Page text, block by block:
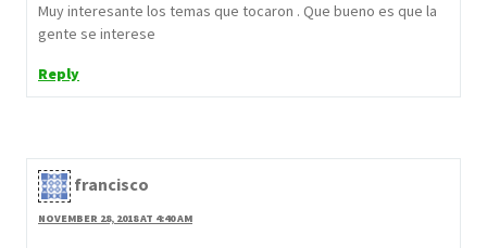
Muy interesante los temas que tocaron . Que bueno es que la
gente se interese
Reply
francisco
NOVEMBER 28, 2018 AT 4:40 AM